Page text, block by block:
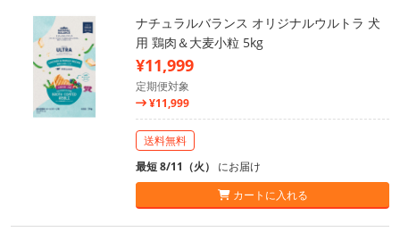
ナチュラルバランス オリジナルウルトラ 犬
用 鶏肉＆大麦小粒 5kg
¥11,999
定期便対象
¥11,999
送料無料
最短 8/11（火） にお届け
カートに入れる